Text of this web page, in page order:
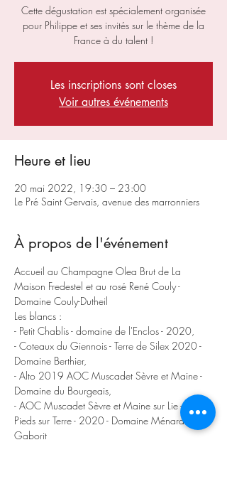
Cette dégustation est spécialement organisée
pour Philippe et ses invités sur le thème de la
France à du talent !
Les inscriptions sont closes
Voir autres événements
Heure et lieu
20 mai 2022, 19:30 – 23:00
Le Pré Saint Gervais, avenue des marronniers
À propos de l'événement
Accueil au Champagne Olea Brut de La
Maison Fredestel et au rosé René Couly -
Domaine Couly-Dutheil
Les blancs :
- Petit Chablis - domaine de l'Enclos - 2020,
- Coteaux du Giennois - Terre de Silex 2020 -
Domaine Berthier,
- Alto 2019 AOC Muscadet Sèvre et Maine -
Domaine du Bourgeais,
- AOC Muscadet Sèvre et Maine sur Lie - Les
Pieds sur Terre - 2020 - Domaine Ménard
Gaborit